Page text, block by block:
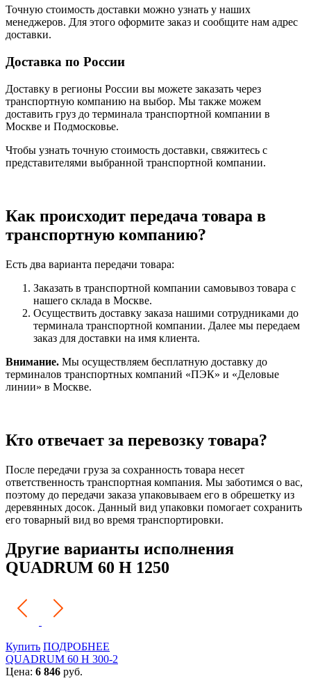
Точную стоимость доставки можно узнать у наших
менеджеров. Для этого оформите заказ и сообщите нам адрес
доставки.
Доставка по России
Доставку в регионы России вы можете заказать через
транспортную компанию на выбор. Мы также можем
доставить груз до терминала транспортной компании в
Москве и Подмосковье.
Чтобы узнать точную стоимость доставки, свяжитесь с
представителями выбранной транспортной компании.
Как происходит передача товара в
транспортную компанию?
Есть два варианта передачи товара:
Заказать в транспортной компании самовывоз товара с
нашего склада в Москве.
Осуществить доставку заказа нашими сотрудниками до
терминала транспортной компании. Далее мы передаем
заказ для доставки на имя клиента.
Внимание. Мы осуществляем бесплатную доставку до
терминалов транспортных компаний «ПЭК» и «Деловые
линии» в Москве.
Кто отвечает за перевозку товара?
После передачи груза за сохранность товара несет
ответственность транспортная компания. Мы заботимся о вас,
поэтому до передачи заказа упаковываем его в обрешетку из
деревянных досок. Данный вид упаковки помогает сохранить
его товарный вид во время транспортировки.
Другие варианты исполнения
QUADRUM 60 H 1250
Купить ПОДРОБНЕЕ
QUADRUM 60 H 300-2
Цена: 6 846 руб.